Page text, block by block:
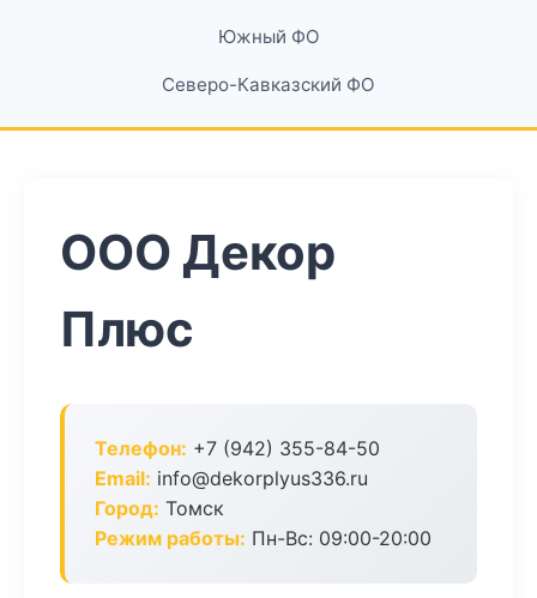
Южный ФО
Северо-Кавказский ФО
ООО Декор
Плюс
Телефон: +7 (942) 355-84-50
Email: info@dekorplyus336.ru
Город: Томск
Режим работы: Пн-Вс: 09:00-20:00